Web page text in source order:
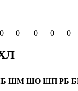
0 0 0 0 0
ШМ ШО ШП РБ